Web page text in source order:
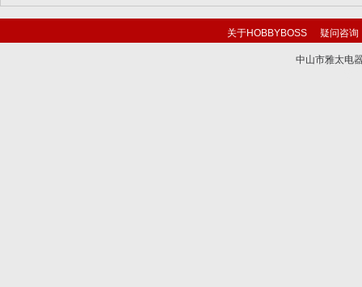
关于HOBBYBOSS 疑问咨询
中山市雅太电